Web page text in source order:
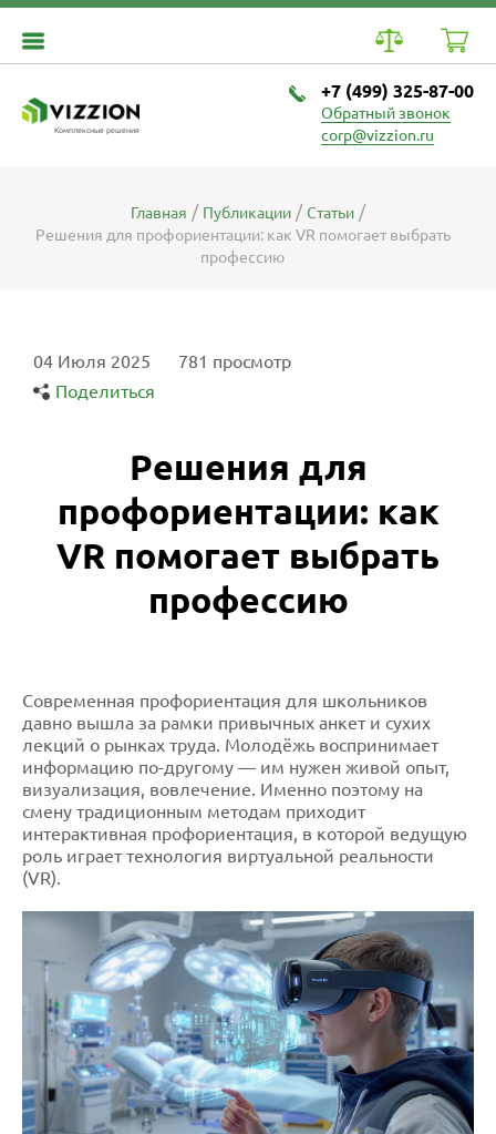
Комплексные решения
+7 (499) 325-87-00
Обратный звонок
corp@vizzion.ru
Главная Публикации
Статьи
Решения для профориентации: как VR помогает выбрать
профессию
04 Июля 2025
781 просмотр
Поделиться
Решения для
профориентации: как
VR помогает выбрать
профессию
Современная профориентация для школьников
давно вышла за рамки привычных анкет и сухих
лекций о рынках труда. Молодёжь воспринимает
информацию по-другому — им нужен живой опыт,
визуализация, вовлечение. Именно поэтому на
смену традиционным методам приходит
интерактивная профориентация, в которой ведущую
роль играет технология виртуальной реальности
(VR).